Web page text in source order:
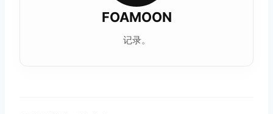
FOAMOON
记录。